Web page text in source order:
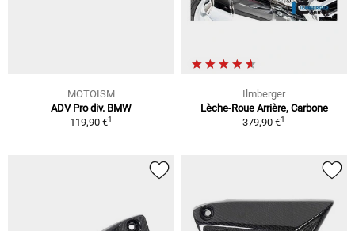
MOTOISM
ADV Pro div. BMW
119,90 €1
Ilmberger
Lèche-Roue Arrière, Carbone
379,90 €1